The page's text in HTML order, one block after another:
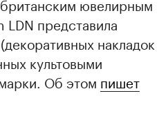
представила
накладок
культовыми
Об этом пишет